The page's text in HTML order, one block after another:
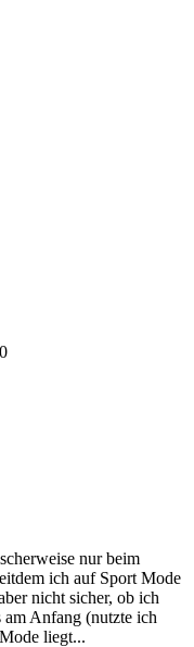
nur beim
ich auf Sport Mode
nicht sicher, ob ich
am Anfang (nutzte ich
liegt...